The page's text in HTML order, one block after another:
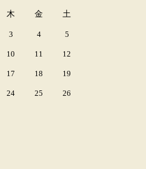
木 金 土
3 4 5
10 11 12
17 18 19
24 25 26